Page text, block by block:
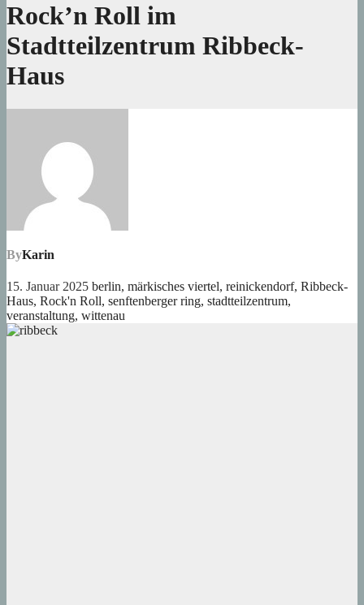
Rock’n Roll im
Stadtteilzentrum Ribbeck-
Haus
ByKarin
15. Januar 2025 berlin, märkisches viertel, reinickendorf, Ribbeck-
Haus, Rock'n Roll, senftenberger ring, stadtteilzentrum,
veranstaltung, wittenau